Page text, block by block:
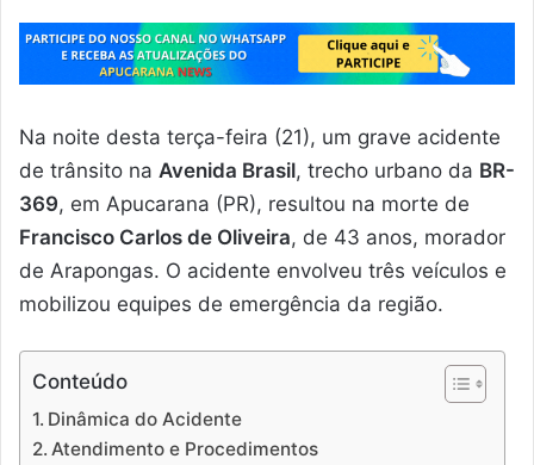
Na noite desta terça-feira (21), um grave acidente
de trânsito na Avenida Brasil, trecho urbano da BR-
369, em Apucarana (PR), resultou na morte de
Francisco Carlos de Oliveira, de 43 anos, morador
de Arapongas. O acidente envolveu três veículos e
mobilizou equipes de emergência da região.
Conteúdo
Dinâmica do Acidente
Atendimento e Procedimentos